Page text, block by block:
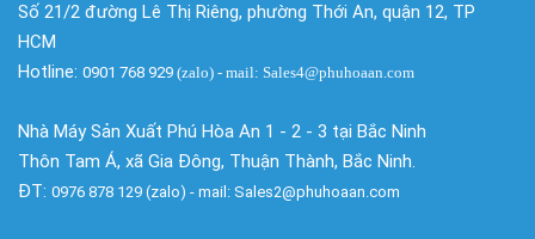
Số 21/2 đường Lê Thị Riêng, phường Thới An, quận 12, TP
HCM
Hotline: 0901 768 929 (zalo) - mail: Sales4@phuhoaan.com
Nhà Máy Sản Xuất Phú Hòa An 1 - 2 - 3 tại Bắc Ninh
Thôn Tam Á, xã Gia Đông, Thuận Thành, Bắc Ninh.
ĐT: 0976 878 129 (zalo) - mail: Sales2@phuhoaan.com